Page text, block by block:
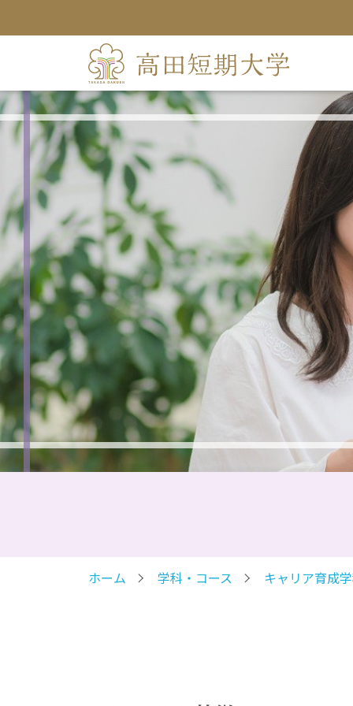
ホーム 学科・コース キャリア育成